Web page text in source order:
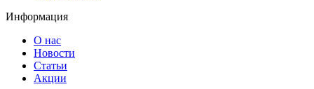
Информация
О нас
Новости
Статьи
Акции